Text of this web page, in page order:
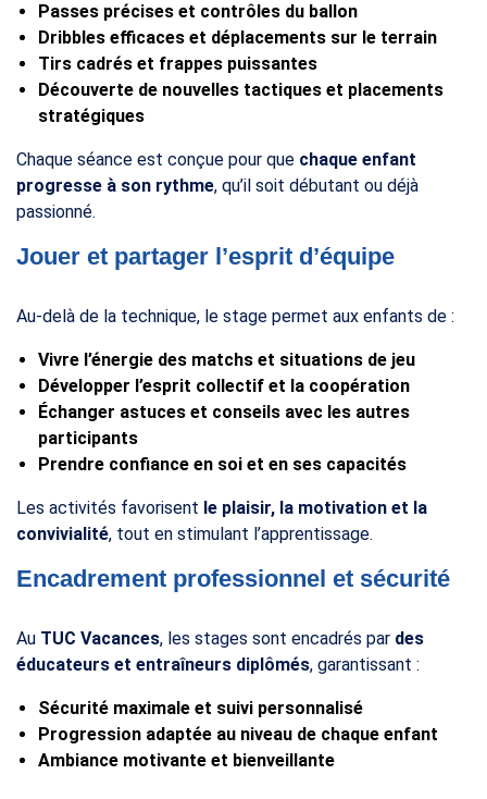
A partir de €
240
Passes précises et contrôles du ballon
Dribbles efficaces et déplacements sur le terrain
Tirs cadrés et frappes puissantes
Découverte de nouvelles tactiques et placements
stratégiques
Chaque séance est conçue pour que chaque enfant
progresse à son rythme, qu’il soit débutant ou déjà
passionné.
Jouer et partager l’esprit d’équipe
Au-delà de la technique, le stage permet aux enfants de :
Vivre l’énergie des matchs et situations de jeu
Développer l’esprit collectif et la coopération
Échanger astuces et conseils avec les autres
participants
Prendre confiance en soi et en ses capacités
Les activités favorisent le plaisir, la motivation et la
convivialité, tout en stimulant l’apprentissage.
Encadrement professionnel et sécurité
Au TUC Vacances, les stages sont encadrés par des
éducateurs et entraîneurs diplômés, garantissant :
Sécurité maximale et suivi personnalisé
Progression adaptée au niveau de chaque enfant
Ambiance motivante et bienveillante